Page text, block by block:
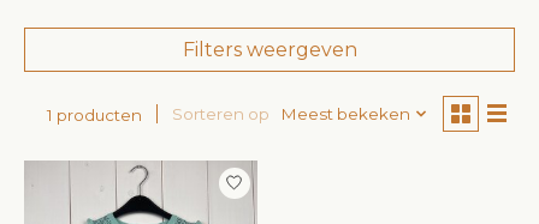
Filters weergeven
1 producten Sorteren op Meest bekeken